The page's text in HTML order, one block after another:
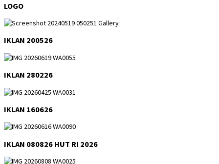
LOGO
IKLAN 200526
IKLAN 280226
IKLAN 160626
IKLAN 080826 HUT RI 2026